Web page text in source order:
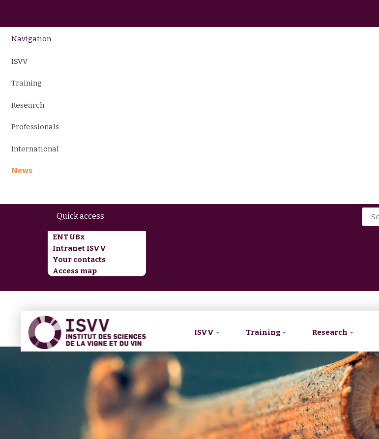
Navigation
ISVV
Training
Research
Professionals
International
News
Quick access
ENT UBx
Intranet ISVV
Your contacts
Access map
ISVV Training Research